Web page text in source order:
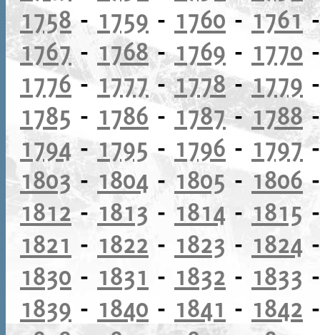
1758- 1759 - 1760 - 1761
1767- 1768-1769 - 1770
1776- 1777-1778-1779
1785 - 1786 - 1787-1788
1794-1795 - 1796 - 1797
1803- 1804 - 1805 - 1806
1812 - 1813 - 1814 - 1815
1821 - 1822 - 1823 - 1824
1830 - 1831 - 1832 - 1833
1839 - 1840 - 1841 - 1842